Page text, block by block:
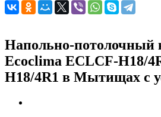
Напольно-потолочный
Ecoclima ECLCF-H18/
H18/4R1 в Мытищах с